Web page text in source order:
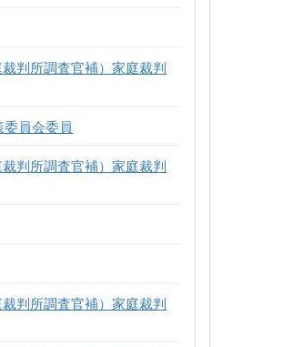
判所調査官補）家庭裁判
員会委員
判所調査官補）家庭裁判
判所調査官補）家庭裁判